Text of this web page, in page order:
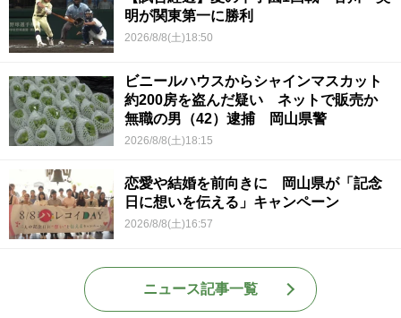
明が関東第一に勝利
2026/8/8(土)18:50
ビニールハウスからシャインマスカット
約200房を盗んだ疑い ネットで販売か
無職の男（42）逮捕 岡山県警
2026/8/8(土)18:15
恋愛や結婚を前向きに 岡山県が「記念
日に想いを伝える」キャンペーン
2026/8/8(土)16:57
ニュース記事一覧